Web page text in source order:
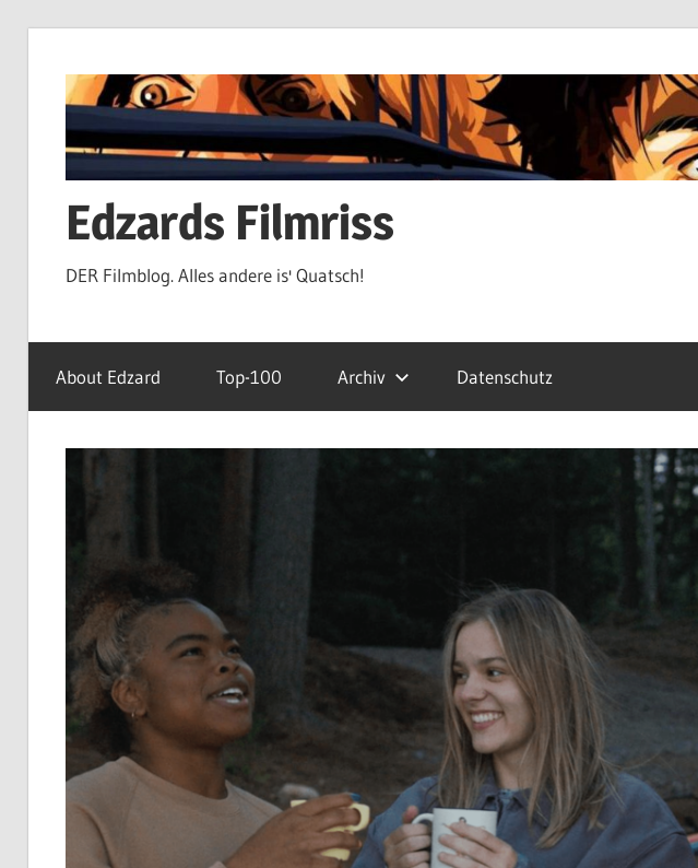
Inhalt
springen
Edzards Filmriss
DER Filmblog. Alles andere is' Quatsch!
About Edzard Top-100 Archiv Datenschutz